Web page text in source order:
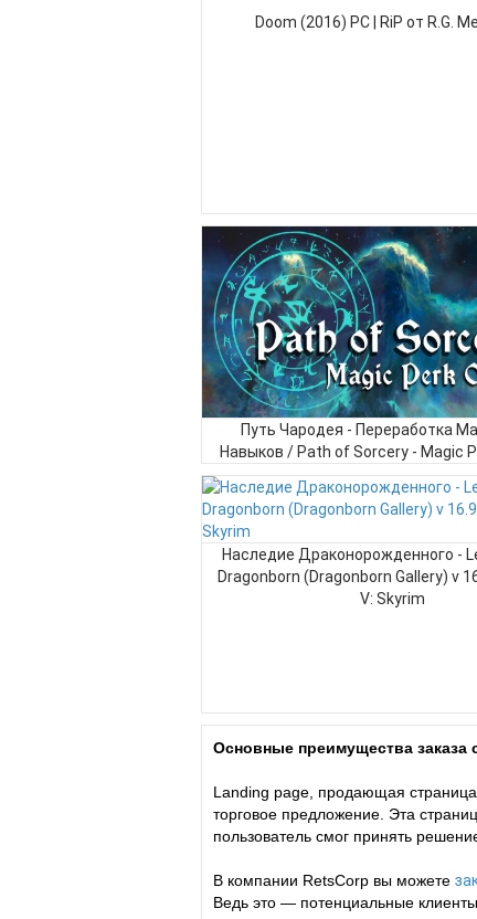
Doom (2016) PC | RiP от R.G.
Путь Чародея - Переработка
Навыков / Path of Sorcery - Magic
для TES V: Skyrim
Наследие Драконорожденного -
Dragonborn (Dragonborn Gallery) v
V: Skyrim
Основные преимущества заказа
Landing page, продающая
торговое предложение. Эта
пользователь смог принять
В компании RetsCorp вы можете
Ведь это — потенциальные